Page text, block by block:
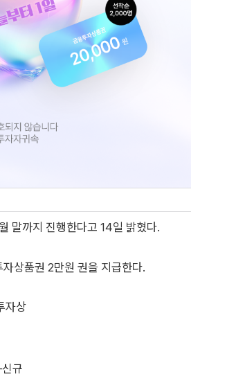
말까지 진행한다고 14일 밝혔다.
상품권 2만원 권을 지급한다.
자상
규